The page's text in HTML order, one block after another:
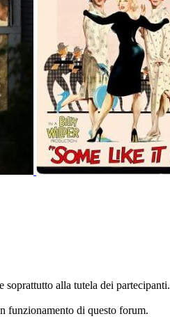
alla tutela dei partecipanti.
funzionamento di questo forum.